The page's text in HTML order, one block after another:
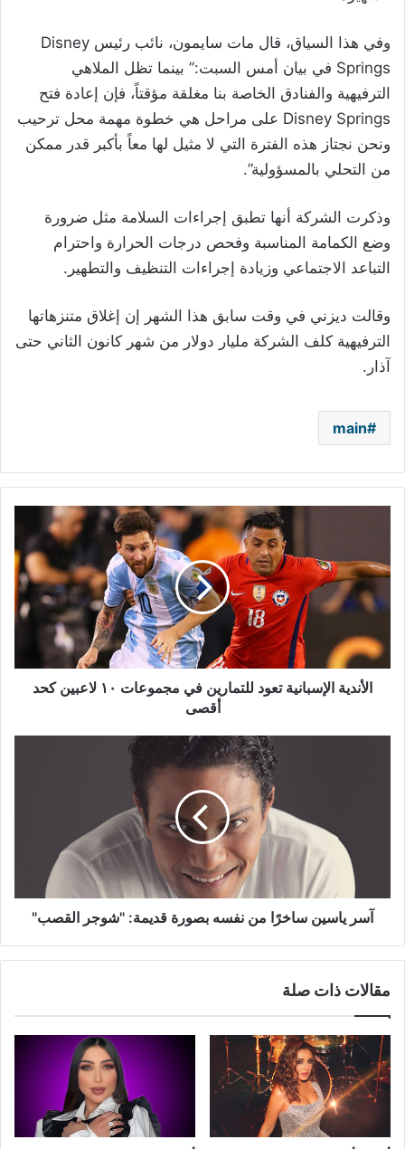
وفي هذا السياق، قال مات سايمون، نائب رئيس Disney
Springs في بيان أمس السبت:” بينما تظل الملاهي
الترفيهية والفنادق الخاصة بنا مغلقة مؤقتاً، فإن إعادة فتح
Disney Springs على مراحل هي خطوة مهمة محل ترحيب
ونحن نجتاز هذه الفترة التي لا مثيل لها معاً بأكبر قدر ممكن
من التحلي بالمسؤولية”.
وذكرت الشركة أنها تطبق إجراءات السلامة مثل ضرورة
وضع الكمامة المناسبة وفحص درجات الحرارة واحترام
التباعد الاجتماعي وزيادة إجراءات التنظيف والتطهير.
وقالت ديزني في وقت سابق هذا الشهر إن إغلاق متنزهاتها
الترفيهية كلف الشركة مليار دولار من شهر كانون الثاني حتى
آذار.
main
للتمارين
مجموعات
لاعبين
كحد
أقصى
الأندية الإسبانية تعود للتمارين في مجموعات ١٠ لاعبين كحد
أقصى
القصب"
آسر ياسين ساخرًا من نفسه بصورة قديمة: "شوجر القصب"
مقالات ذات صلة